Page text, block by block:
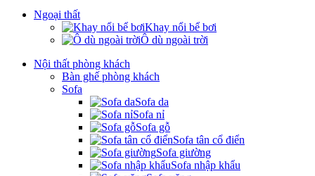
Ngoại thất
Khay nổi bể bơi
Ô dù ngoài trời
Nội thất phòng khách
Bàn ghế phòng khách
Sofa
Sofa da
Sofa nỉ
Sofa gỗ
Sofa tân cổ điển
Sofa giường
Sofa nhập khẩu